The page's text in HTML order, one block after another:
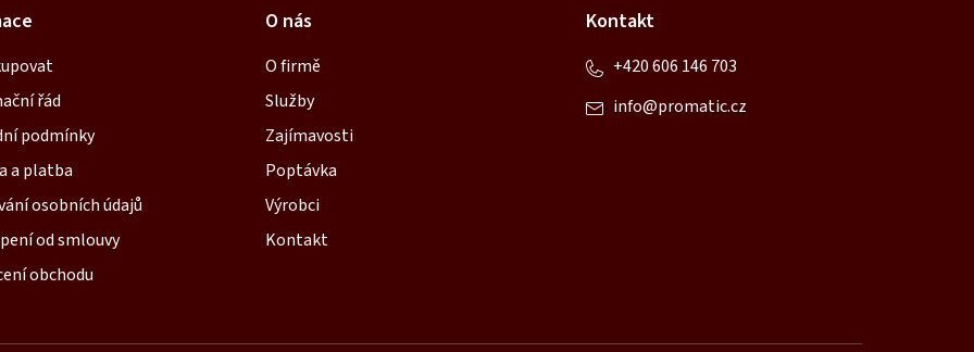
řád
podmínky
a platba
osobních údajů
od smlouvy
obchodu
O nás
O firmě
Služby
Zajímavosti
Poptávka
Výrobci
Kontakt
Kontakt
info@promatic.cz
+420 606 146 703